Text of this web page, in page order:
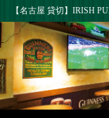
【名古屋 貸切】IRISH